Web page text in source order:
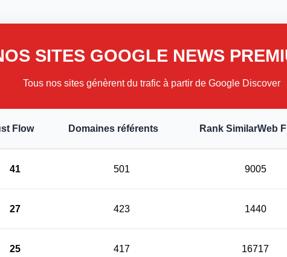
SITES GOOGLE NEWS
Tous nos sites génèrent du trafic à partir de Google Discover
Flow Domaines référents Rank SimilarWeb
41 501 9005
27 423 1440
25 417 16717